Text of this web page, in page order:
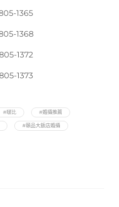
#啵比 #婚攝推薦
#頤品大飯店婚攝